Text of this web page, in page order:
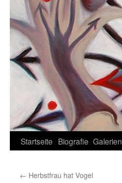
Zum
springen
Startseite Biografie Galerien
← Herbstfrau hat Vogel